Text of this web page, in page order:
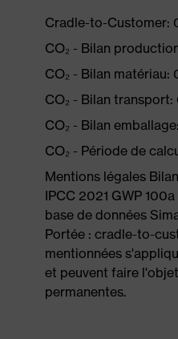
Cradle-to-Customer:
CO₂ - Bilan
CO₂ - Bilan matériau:
CO₂ - Bilan
CO₂ - Bilan
CO₂ - Période de
Mentions légales
IPCC 2021 GWP
base de données
Portée : cradle-to-
mentionnées
et peuvent faire
permanentes.